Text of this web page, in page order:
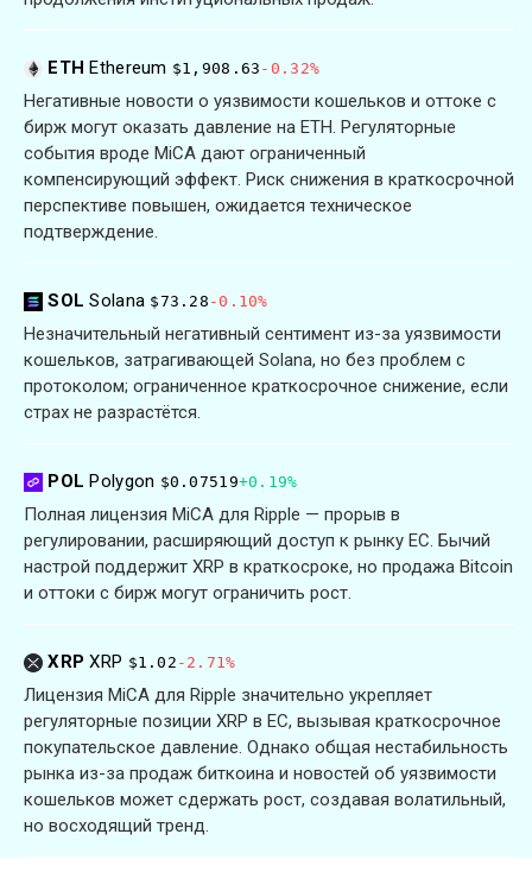
ETHEthereum $1,908.63 -0.32%
Негативные новости о уязвимости кошельков и оттоке с
бирж могут оказать давление на ETH. Регуляторные
события вроде MiCA дают ограниченный
компенсирующий эффект. Риск снижения в краткосрочной
перспективе повышен, ожидается техническое
подтверждение.
SOLSolana $73.28 -0.10%
Незначительный негативный сентимент из-за уязвимости
кошельков, затрагивающей Solana, но без проблем с
протоколом; ограниченное краткосрочное снижение, если
страх не разрастётся.
POLPolygon $0.07519+0.19%
Полная лицензия MiCA для Ripple — прорыв в
регулировании, расширяющий доступ к рынку ЕС. Бычий
настрой поддержит XRP в краткосроке, но продажа Bitcoin
и оттоки с бирж могут ограничить рост.
XRPXRP $1.02 -2.71%
Лицензия MiCA для Ripple значительно укрепляет
регуляторные позиции XRP в ЕС, вызывая краткосрочное
покупательское давление. Однако общая нестабильность
рынка из-за продаж биткоина и новостей об уязвимости
кошельков может сдержать рост, создавая волатильный,
но восходящий тренд.